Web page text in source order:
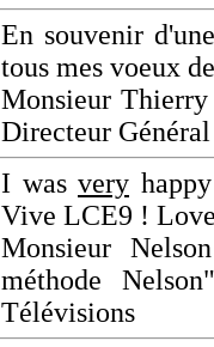
En souvenir
tous mes voeux
Monsieur
Directeur
I was very
Vive LCE9 !
Monsieur
méthode
Télévisions